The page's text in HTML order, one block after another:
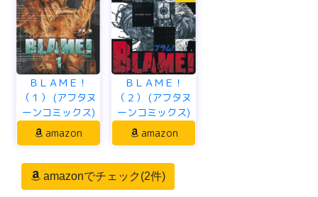
ＢＬＡＭＥ！
（１） (アフタヌ
ーンコミックス)
amazon
ＢＬＡＭＥ！
（２） (アフタヌ
ーンコミックス)
amazon
amazonでチェック(2件)